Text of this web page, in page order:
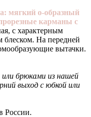
мягкий о-образный
карманы с
с характерным
На передней
вытачки.
брюками из нашей
выход с юбкой или
России.